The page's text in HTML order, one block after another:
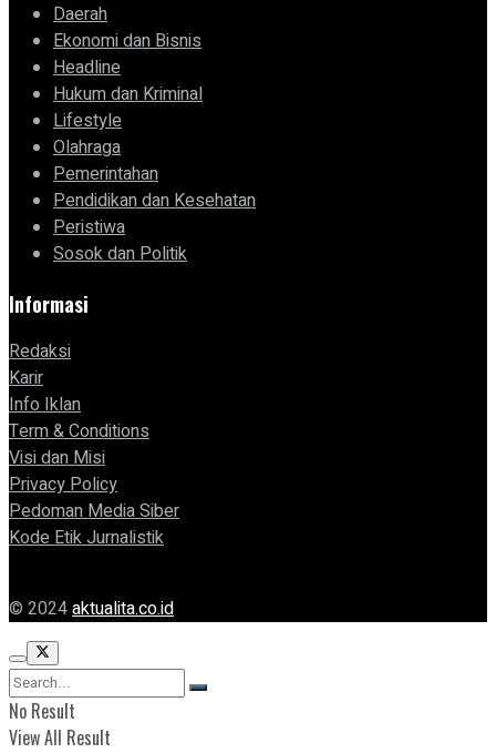
Daerah
Ekonomi dan Bisnis
Headline
Hukum dan Kriminal
Lifestyle
Olahraga
Pemerintahan
Pendidikan dan Kesehatan
Peristiwa
Sosok dan Politik
Informasi
Redaksi
Karir
Info Iklan
Term & Conditions
Visi dan Misi
Privacy Policy
Pedoman Media Siber
Kode Etik Jurnalistik
© 2024aktualita.co.id
No Result
View All Result